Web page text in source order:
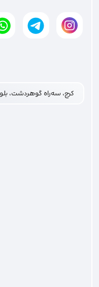
کرج، سه‌راه گوهردشت، بلوار